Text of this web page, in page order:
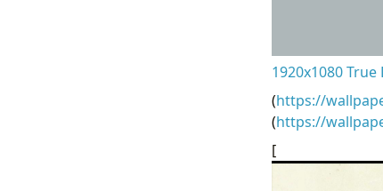
1920x1080
(https://
(https://
[